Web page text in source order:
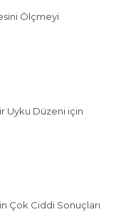
Ölçmeyi
Uyku Düzeni için
Çok Ciddi Sonuçları